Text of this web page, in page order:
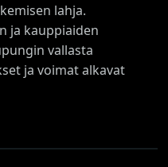
lahja.
ja kauppiaiden
vallasta
ja voimat alkavat